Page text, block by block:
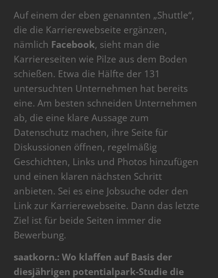
Auf einem der eben genannten „Shuttle“,
die die Karrierewebseite ergänzen,
nämlich Facebook, sieht man die
Karriereseiten wie Pilze aus dem Boden
schießen. Etwa die Hälfte der 131
untersuchten Unternehmen hat bereits
eine. Am besten schneiden Unternehmen
ab, die eine klare Aussage zum
Datenschutz machen, ihre Seite für
Diskussionen öffnen, regelmäßig
Geschichten, Links und Photos hinzufügen
und einen klaren nächsten Schritt
anbieten. Sei es eine Jobsuche oder den
Link zur Karrierewebseite. Dann das letzte
Ziel ist für beide Seiten immer die
Bewerbung.
saatkorn.: Wo klaffen auf Basis der
diesjährigen potentialpark-Studie die